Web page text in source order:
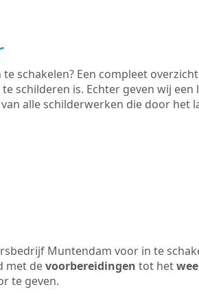
schakelen? Een compleet
schilderen is. Echter geven wij een
alle schilderwerken die door het
Muntendam voor in te
met devoorbereidingen tot het
te geven.